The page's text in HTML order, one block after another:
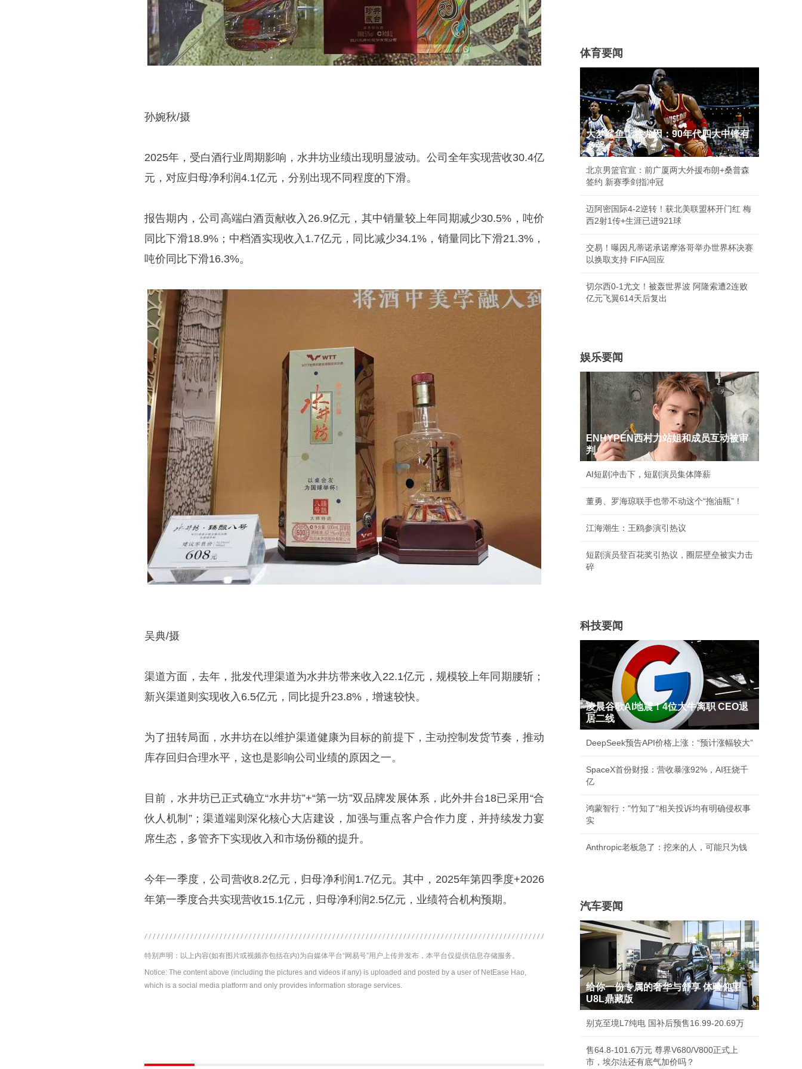
孙婉秋/摄
2025年，受白酒行业周期影响，水井坊业绩出现明显波动。公司全年实现营收30.4亿
元，对应归母净利润4.1亿元，分别出现不同程度的下滑。
报告期内，公司高端白酒贡献收入26.9亿元，其中销量较上年同期减少30.5%，吨价
同比下滑18.9%；中档酒实现收入1.7亿元，同比减少34.1%，销量同比下滑21.3%，
吨价同比下滑16.3%。
吴典/摄
渠道方面，去年，批发代理渠道为水井坊带来收入22.1亿元，规模较上年同期腰斩；
新兴渠道则实现收入6.5亿元，同比提升23.8%，增速较快。
为了扭转局面，水井坊在以维护渠道健康为目标的前提下，主动控制发货节奏，推动
库存回归合理水平，这也是影响公司业绩的原因之一。
目前，水井坊已正式确立“水井坊”+“第一坊”双品牌发展体系，此外井台18已采用“合
伙人机制”；渠道端则深化核心大店建设，加强与重点客户合作力度，并持续发力宴
席生态，多管齐下实现收入和市场份额的提升。
今年一季度，公司营收8.2亿元，归母净利润1.7亿元。其中，2025年第四季度+2026
年第一季度合共实现营收15.1亿元，归母净利润2.5亿元，业绩符合机构预期。
特别声明：以上内容(如有图片或视频亦包括在内)为自媒体平台“网易号”用户上传并发布，本平台仅提供信息存储服务。
Notice: The content above (including the pictures and videos if any) is uploaded and posted by a user of NetEase Hao,
which is a social media platform and only provides information storage services.
体育要闻
大梦鲨鱼上将尤因：90年代四大中锋有
多强
北京男篮官宣：前广厦两大外援布朗+桑普森
签约 新赛季剑指冲冠
迈阿密国际4-2逆转！获北美联盟杯开门红 梅
西2射1传+生涯已进921球
交易！曝因凡蒂诺承诺摩洛哥举办世界杯决赛
以换取支持 FIFA回应
切尔西0-1尤文！被轰世界波 阿隆索遭2连败
亿元飞翼614天后复出
娱乐要闻
ENHYPEN西村力站姐和成员互动被审
判
AI短剧冲击下，短剧演员集体降薪
董勇、罗海琼联手也带不动这个“拖油瓶”！
江海潮生：王鸥参演引热议
短剧演员登百花奖引热议，圈层壁垒被实力击
碎
科技要闻
凌晨谷歌AI地震！4位大牛离职 CEO退
居二线
DeepSeek预告API价格上涨：“预计涨幅较大”
SpaceX首份财报：营收暴涨92%，AI狂烧千
亿
鸿蒙智行："竹知了"相关投诉均有明确侵权事
实
Anthropic老板急了：挖来的人，可能只为钱
汽车要闻
给你一份专属的奢华与舒享 体验仰望
U8L鼎藏版
别克至境L7纯电 国补后预售16.99-20.69万
售64.8-101.6万元 尊界V680/V800正式上
市，埃尔法还有底气加价吗？